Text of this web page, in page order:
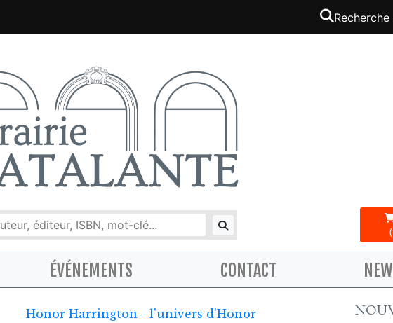
Recherche
ÉVÉNEMENTS CONTACT
Honor Harrington - l'univers d'Honor